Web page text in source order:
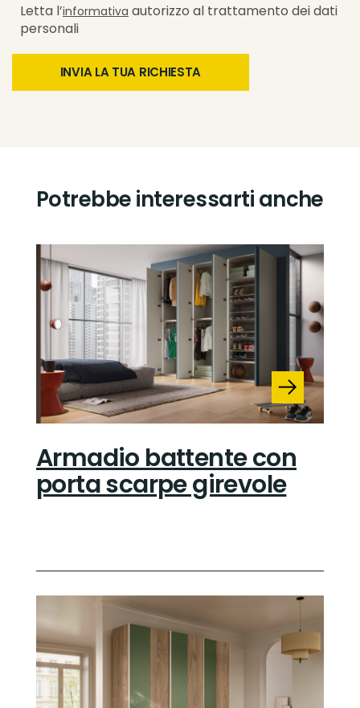
Letta l’informativa autorizzo al trattamento dei dati
personali
Potrebbe interessarti anche
Armadio battente con
porta scarpe girevole